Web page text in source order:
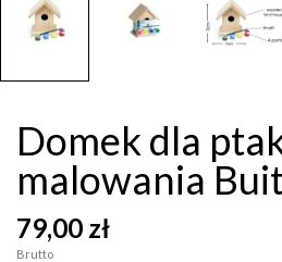
Domek dla
malowania
79,00 zł
Brutto